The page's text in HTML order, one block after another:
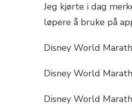
Jeg kjørte i dag
løpere å bruke på
Disney World
Disney World
Disney World